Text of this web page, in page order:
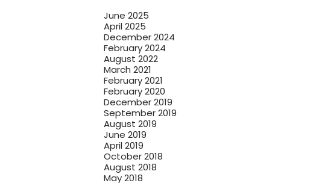
June 2025
April 2025
December 2024
February 2024
August 2022
March 2021
February 2021
February 2020
December 2019
September 2019
August 2019
June 2019
April 2019
October 2018
August 2018
May 2018